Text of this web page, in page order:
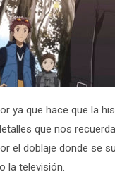
ya que hace que la
que nos
el doblaje donde se
la televisión.